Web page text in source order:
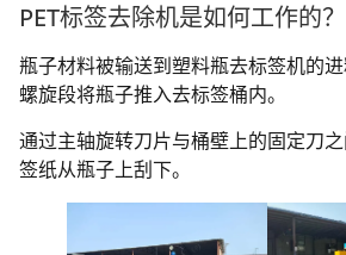
PET标签去除机是如何工作的？
瓶子材料被输送到塑料瓶去标签机的
螺旋段将瓶子推入去标签桶内。
通过主轴旋转刀片与桶壁上的固定刀
签纸从瓶子上刮下。